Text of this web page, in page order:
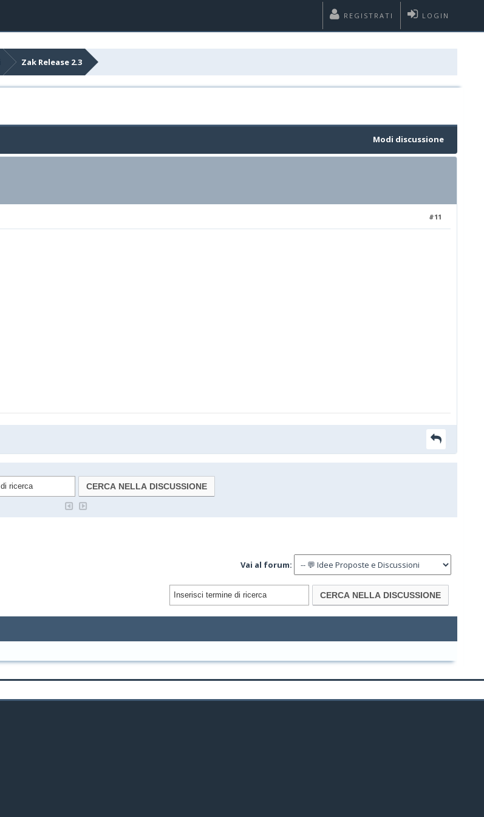
LOGIN
REGISTRATI
Zak Release 2.3
Modi discussione
#11
Vai al forum: